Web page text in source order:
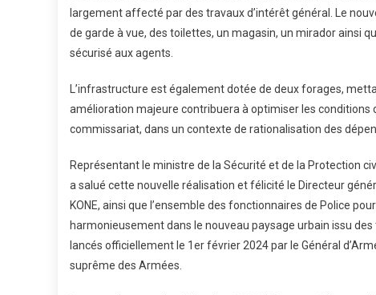
Et
Citoyenne
largement affecté par des travaux d’intérêt général. Le
de garde à vue, des toilettes, un magasin, un mirador ainsi
sécurisé aux agents.
L’infrastructure est également dotée de deux forages,
amélioration majeure contribuera à optimiser les conditions
commissariat, dans un contexte de rationalisation des
Représentant le ministre de la Sécurité et de la Protection
a salué cette nouvelle réalisation et félicité le Directeur
KONE, ainsi que l’ensemble des fonctionnaires de Police
harmonieusement dans le nouveau paysage urbain issu
lancés officiellement le 1er février 2024 par le Général
suprême des Armées.